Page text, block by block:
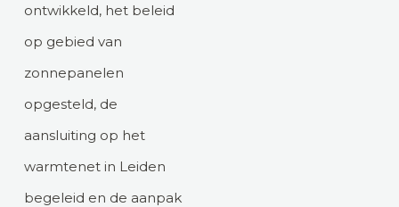
ontwikkeld, het beleid
op gebied van
zonnepanelen
opgesteld, de
aansluiting op het
warmtenet in Leiden
begeleid en de aanpak